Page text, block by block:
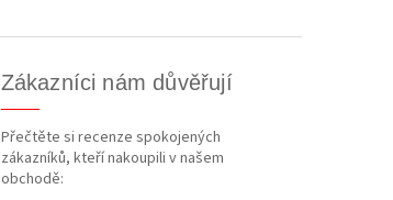
Zákazníci nám důvěřují
Přečtěte si recenze spokojených
zákazníků, kteří nakoupili v našem
obchodě: